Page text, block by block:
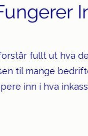
fullt ut hva
til mange
inn i hva